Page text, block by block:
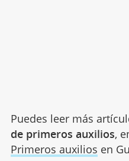
Puedes leer más
de primeros auxilios,
Primeros auxilios en